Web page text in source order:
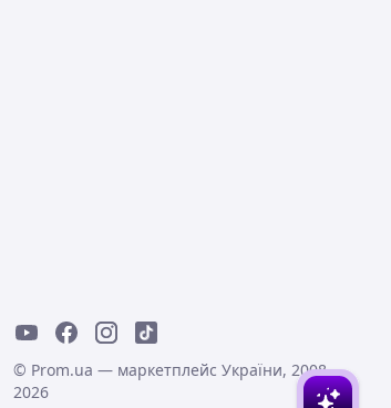
© Prom.ua — маркетплейс України, 2008-
2026